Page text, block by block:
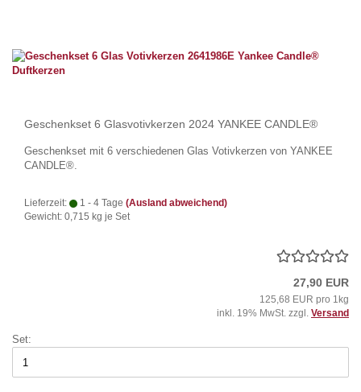
Geschenkset 6 Glasvotivkerzen 2024 YANKEE CANDLE®
Geschenkset mit 6 verschiedenen Glas Votivkerzen von YANKEE
CANDLE®.
Lieferzeit: 1 - 4 Tage (Ausland abweichend)
Gewicht: 0,715 kg je Set
27,90 EUR
125,68 EUR pro 1kg
inkl. 19% MwSt. zzgl. Versand
Set: